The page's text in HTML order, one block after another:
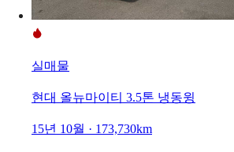
실매물
현대 올뉴마이티 3.5톤 냉동윙
15년 10월 · 173,730km